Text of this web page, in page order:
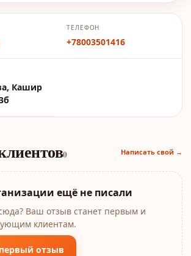
ТЕЛЕФОН
+78003501416
Кашир
0 Написать свой →
ещё не писали
Ваш отзыв станет первым и
клиентам.
отзыв